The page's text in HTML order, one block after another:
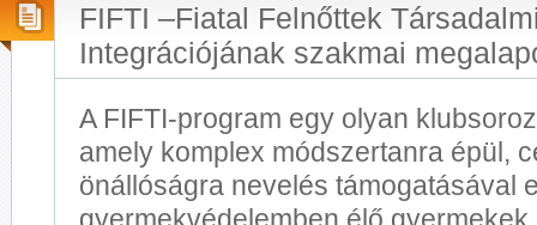
FIFTI –Fiatal Felnőttek
Integrációjának szakmai
A FIFTI-program egy olyan
amely komplex módszertanra épül,
önállóságra nevelés támogatásával